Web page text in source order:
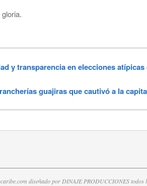
y transparencia en elecciones atípicas
guajiras que cautivó a la
diseñado por DINAJE PRODUCCIONES